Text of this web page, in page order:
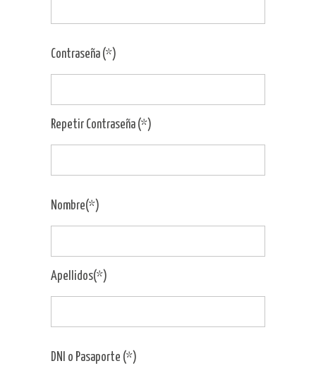
Contraseña (*)
Repetir Contraseña (*)
Nombre(*)
Apellidos(*)
DNI o Pasaporte (*)